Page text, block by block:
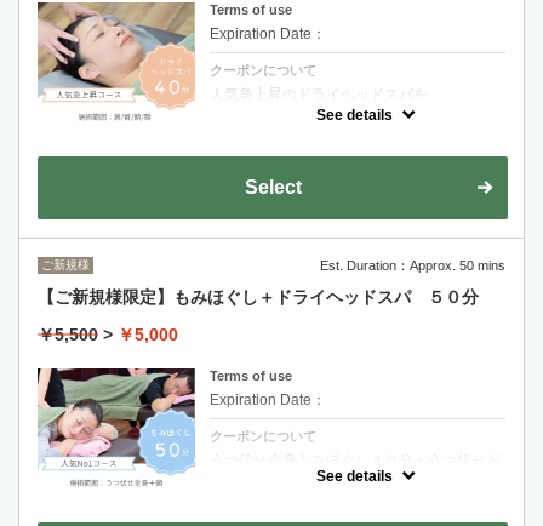
Terms of use
Expiration Date：
クーポンについて
人気急上昇のドライヘッドスパを
是非一度お試しください♪
首肩こりによる頭痛が辛い方におすすめです
See details
Select
ご新規様 Est. Duration：Approx. 50 mins
【ご新規様限定】もみほぐし＋ドライヘッドスパ ５０分
￥5,500 > ￥5,000
Terms of use
Expiration Date：
クーポンについて
うつ伏せ全身もみほぐし４０分＋うつ伏せド
ライヘッドスパ１０分See details